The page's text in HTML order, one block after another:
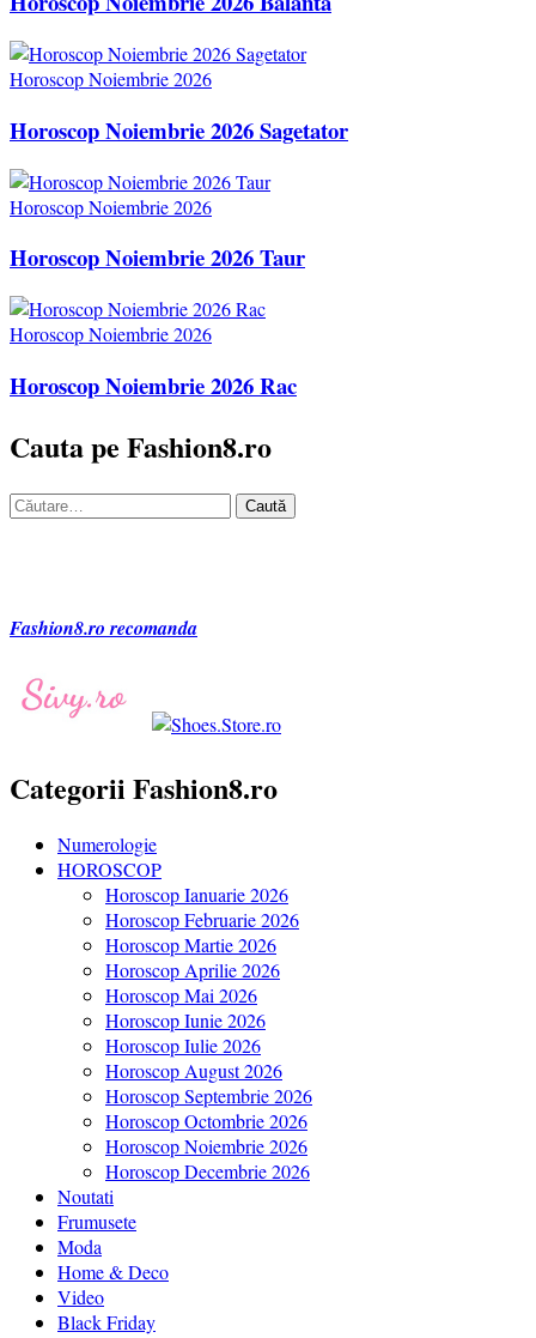
Horoscop Noiembrie 2026
Horoscop Noiembrie 2026 Sagetator
Horoscop Noiembrie 2026
Horoscop Noiembrie 2026 Taur
Horoscop Noiembrie 2026
Horoscop Noiembrie 2026 Rac
Cauta pe Fashion8.ro
Caută
după:
Fashion8.ro recomanda
Categorii Fashion8.ro
Numerologie
HOROSCOP
Horoscop Ianuarie 2026
Horoscop Februarie 2026
Horoscop Martie 2026
Horoscop Aprilie 2026
Horoscop Mai 2026
Horoscop Iunie 2026
Horoscop Iulie 2026
Horoscop August 2026
Horoscop Septembrie 2026
Horoscop Octombrie 2026
Horoscop Noiembrie 2026
Horoscop Decembrie 2026
Noutati
Frumusete
Moda
Home & Deco
Video
Black Friday